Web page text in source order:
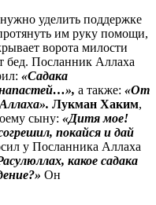
уделить поддержке
им руку помощи,
ворота милости
бед. Посланник Аллаха
«Садака
а также: «От
Лукман Хаким,
сыну: «Дитя мое!
покайся и дай
у Посланника Аллаха
какое садака
Он